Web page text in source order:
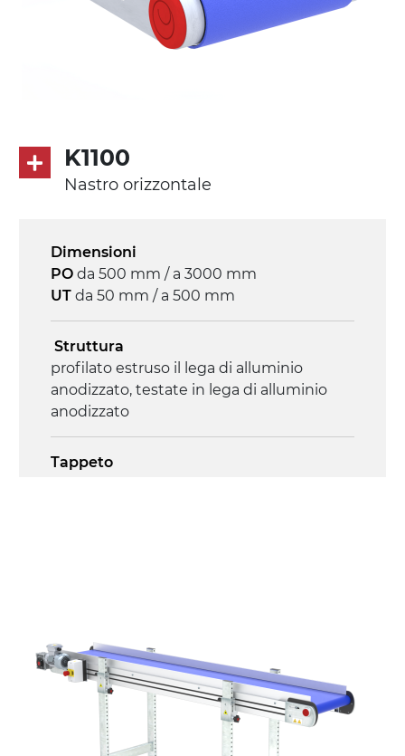
K1100
Nastro orizzontale
Dimensioni
PO da 500 mm / a 3000 mm
UT da 50 mm / a 500 mm
Struttura
profilato estruso il lega di alluminio
anodizzato, testate in lega di alluminio
anodizzato
Tappeto
Velocità
4.5 m/minuto